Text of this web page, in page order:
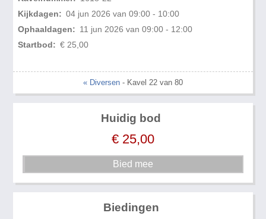
Kijkdagen: 04 jun 2026 van 09:00 - 10:00
Ophaaldagen: 11 jun 2026 van 09:00 - 12:00
Startbod: € 25,00
« Diversen - Kavel 22 van 80
Huidig bod
€ 25,00
Biedingen